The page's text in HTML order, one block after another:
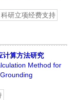
科研立项经费支持
计算方法研究
Method for